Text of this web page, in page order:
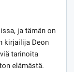
ja tämän on
kirjailija Deon
tarinoita
elämästä.